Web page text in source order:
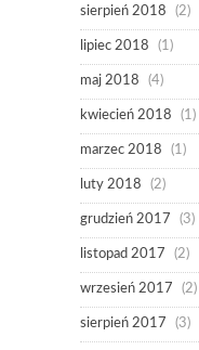
sierpień 2018 (2)
lipiec 2018 (1)
maj 2018 (4)
kwiecień 2018 (1)
marzec 2018 (1)
luty 2018 (2)
grudzień 2017 (3)
listopad 2017 (2)
wrzesień 2017 (2)
sierpień 2017 (3)